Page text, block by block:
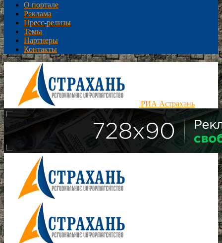
О портале
Реклама
Пресс-релизы
Темы
Партнеры
Контакты
РИА Астрахань